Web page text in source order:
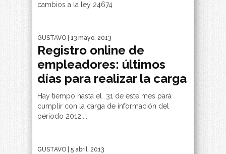
cambios a la ley 24674
GUSTAVO | 13 mayo, 2013
Registro online de
empleadores: últimos
días para realizar la carga
Hay tiempo hasta el 31 de este mes para
cumplir con la carga de información del
periodo 2012....
GUSTAVO | 5 abril, 2013